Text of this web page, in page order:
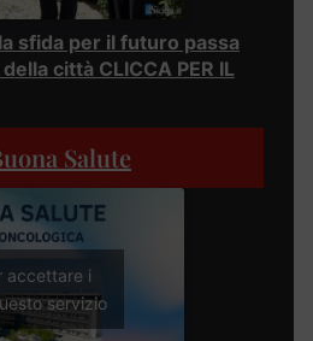
sfida per il futuro passa
città CLICCA PER IL
Salute
accettare i
servizio